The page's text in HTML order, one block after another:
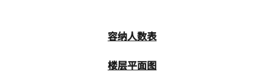
容纳人数表
楼层平面图